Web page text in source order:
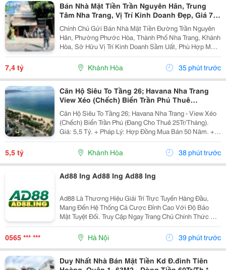
Bán Nhà Mặt Tiền Trần Nguyên Hãn, Trung
Tâm Nha Trang, Vị Trí Kinh Doanh Đẹp, Giá 7,4
Tỷ
Chính Chủ Gửi Bán Nhà Mặt Tiền Đường Trần Nguyên
Hãn, Phường Phước Hòa, Thành Phố Nha Trang, Khánh
Hòa, Sở Hữu Vị Trí Kinh Doanh Sầm Uất, Phù Hợp Mở
Cửa Hàng, Văn Phòng, Showroom Hoặc Đầu Tư Cho
Thuê Lâu Dài. Thông Tin Chi Tiết. - Địa Chỉ: Số...
7,4 tỷ Khánh Hòa 35 phút trước
Căn Hộ Siêu To Tầng 26; Havana Nha Trang
View Xéo (Chếch) Biển Trần Phú Thuê
25Tr/Tháng 5,5 Tỷ
Căn Hộ Siêu To Tầng 26; Havana Nha Trang - View Xéo
(Chếch) Biển Trần Phú (Đang Cho Thuê 25Tr/Tháng).
Giá: 5,5 Tỷ. + Pháp Lý: Hợp Đồng Mua Bán 50 Năm. +
Toạ Lạc: 38 Trần Phú, P Lộc Thọ, Tp Nha Trang, Tỉnh
Khánh Hoà. + Diện Tích: 160M&Sup2; Tầng 26 /...
5,5 tỷ Khánh Hòa 38 phút trước
Ad88 Ing Ad88 Ing Ad88 Ing
Ad88 Là Thương Hiệu Giải Trí Trực Tuyến Hàng Đầu,
Mang Đến Hệ Thống Cá Cược Đỉnh Cao Với Độ Bảo
Mật Tuyệt Đối. Truy Cập Ngay Trang Chủ Chính Thức Để
Trải Nghiệm Kho Game Đa Dạng, Tỷ Lệ Đổi Thưởng
Cực Khủng Cùng Hàng Ngàn Ưu Đãi Hấp Dẫn Mỗi Ngày.
0565 *** *** Hà Nội 39 phút trước
Duy Nhất Nhà Bán Mặt Tiền Kd Đ.đinh Tiên